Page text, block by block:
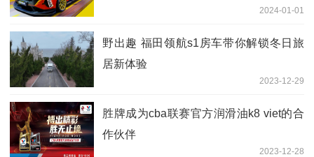
2024-01-01
野出趣 福田领航s1房车带你解锁冬日旅
居新体验
2023-12-29
胜牌成为cba联赛官方润滑油k8 viet的合
作伙伴
2023-12-28